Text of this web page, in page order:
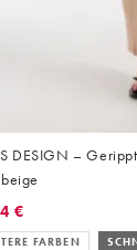
DESIGN –
€
FARBEN